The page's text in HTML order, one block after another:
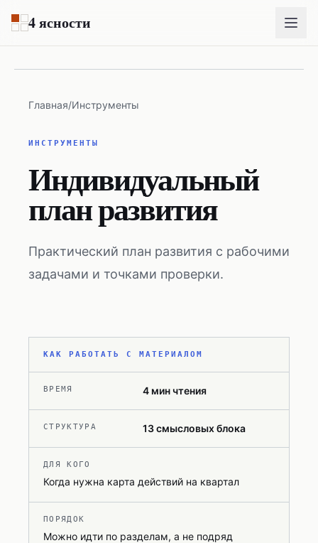
4 ясности
Главная/Инструменты
ИНСТРУМЕНТЫ
Индивидуальный
план развития
Практический план развития с рабочими
задачами и точками проверки.
КАК РАБОТАТЬ С МАТЕРИАЛОМ
ВРЕМЯ 4 мин чтения
СТРУКТУРА 13смысловых блока
ДЛЯ КОГО
Когда нужна карта действий на квартал
ПОРЯДОК
Можно идти по разделам, а не подряд